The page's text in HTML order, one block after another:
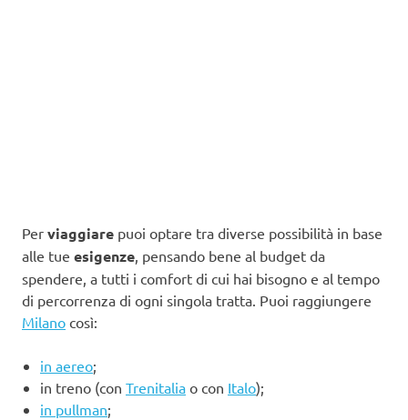
Per viaggiare puoi optare tra diverse possibilità in base
alle tue esigenze , pensando bene al budget da
spendere, a tutti i comfort di cui hai bisogno e al tempo
di percorrenza di ogni singola tratta. Puoi raggiungere
Milano così:
in aereo;
in treno (con Trenitalia o con Italo);
in pullman;